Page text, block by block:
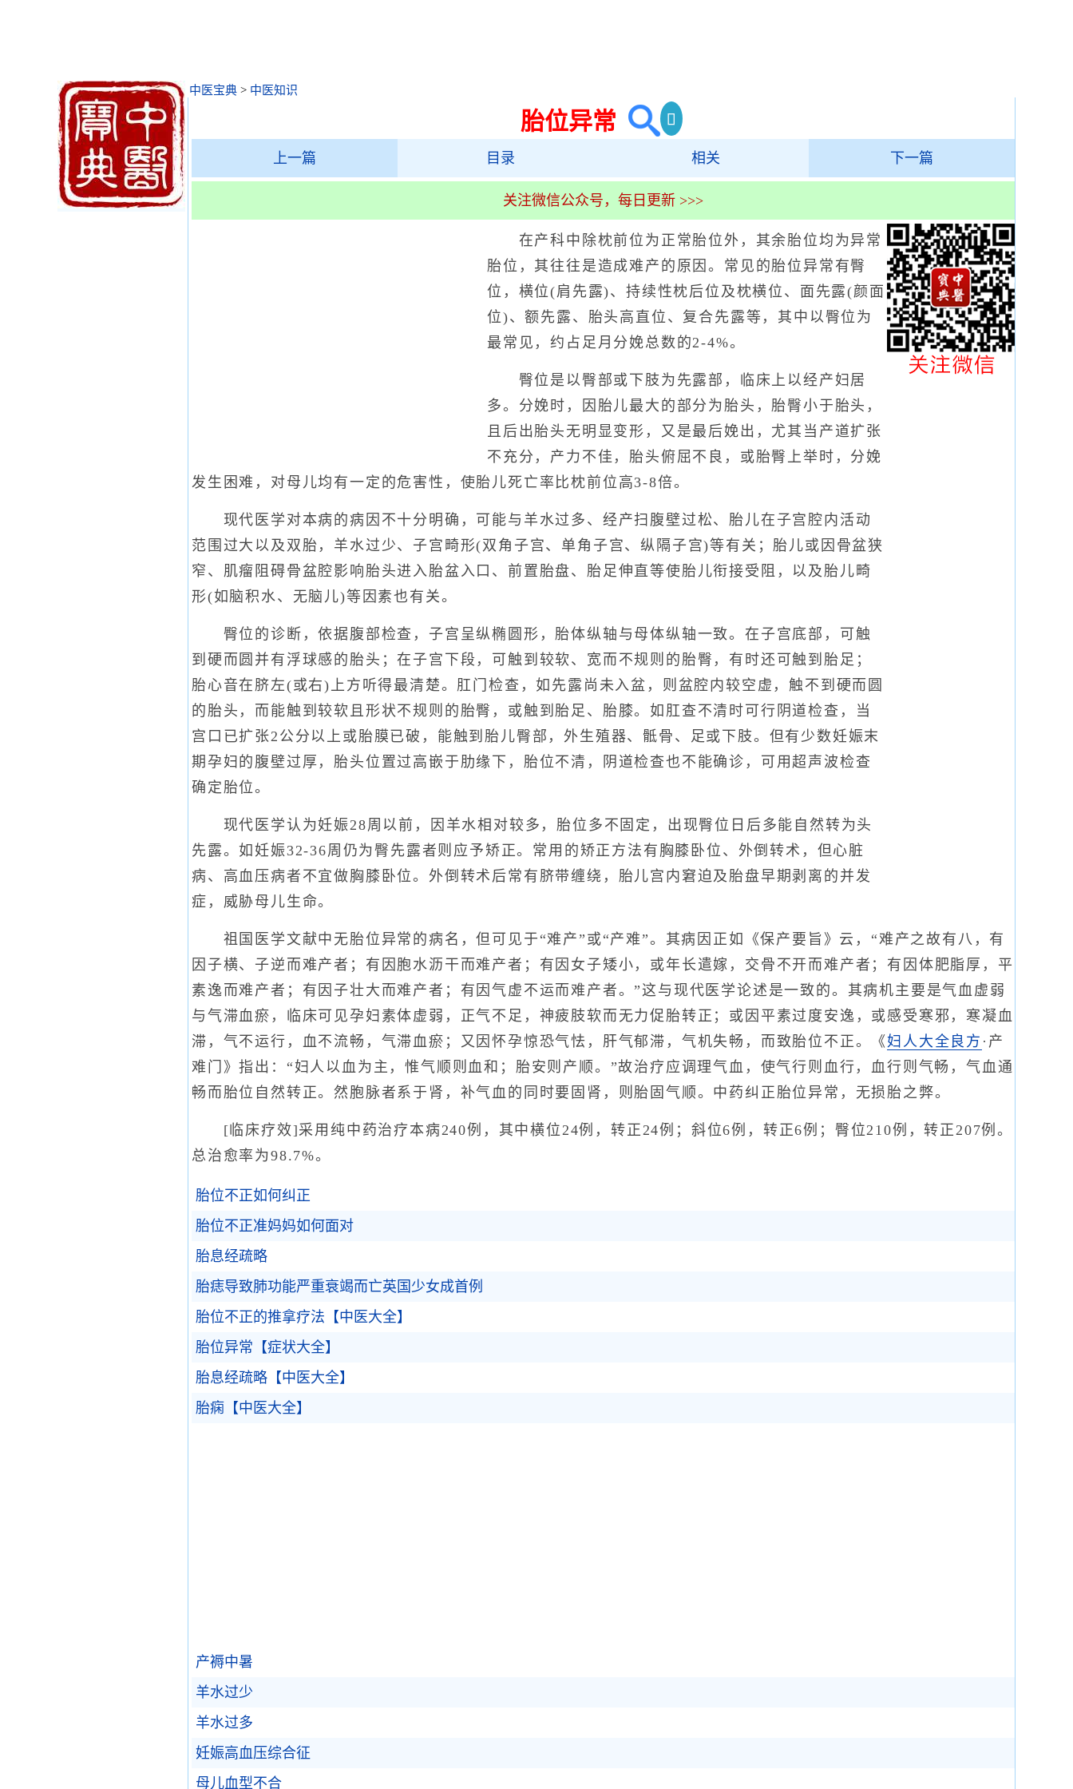
中医宝典 > 中医知识
胎位异常
上一篇 目录 相关 下一篇
关注微信公众号，每日更新 >>>
在产科中除枕前位为正常胎位外，其余胎位均为异常
胎位，其往往是造成难产的原因。常见的胎位异常有臀
位，横位(肩先露)、持续性枕后位及枕横位、面先露(颜面
位)、额先露、胎头高直位、复合先露等，其中以臀位为
最常见，约占足月分娩总数的2-4%。
臀位是以臀部或下肢为先露部，临床上以经产妇居
多。分娩时，因胎儿最大的部分为胎头，胎臀小于胎头，
且后出胎头无明显变形，又是最后娩出，尤其当产道扩张
不充分，产力不佳，胎头俯屈不良，或胎臀上举时，分娩
发生困难，对母儿均有一定的危害性，使胎儿死亡率比枕前位高3-8倍。
现代医学对本病的病因不十分明确，可能与羊水过多、经产扫腹壁过松、胎儿在子宫腔内活动
范围过大以及双胎，羊水过少、子宫畸形(双角子宫、单角子宫、纵隔子宫)等有关；胎儿或因骨盆狭
窄、肌瘤阻碍骨盆腔影响胎头进入胎盆入口、前置胎盘、胎足伸直等使胎儿衔接受阻，以及胎儿畸
形(如脑积水、无脑儿)等因素也有关。
臀位的诊断，依据腹部检查，子宫呈纵椭圆形，胎体纵轴与母体纵轴一致。在子宫底部，可触
到硬而圆并有浮球感的胎头；在子宫下段，可触到较软、宽而不规则的胎臀，有时还可触到胎足；
胎心音在脐左(或右)上方听得最清楚。肛门检查，如先露尚未入盆，则盆腔内较空虚，触不到硬而圆
的胎头，而能触到较软且形状不规则的胎臀，或触到胎足、胎膝。如肛查不清时可行阴道检查，当
宫口已扩张2公分以上或胎膜已破，能触到胎儿臀部，外生殖器、骶骨、足或下肢。但有少数妊娠末
期孕妇的腹壁过厚，胎头位置过高嵌于肋缘下，胎位不清，阴道检查也不能确诊，可用超声波检查
确定胎位。
现代医学认为妊娠28周以前，因羊水相对较多，胎位多不固定，出现臀位日后多能自然转为头
先露。如妊娠32-36周仍为臀先露者则应予矫正。常用的矫正方法有胸膝卧位、外倒转术，但心脏
病、高血压病者不宜做胸膝卧位。外倒转术后常有脐带缠绕，胎儿宫内窘迫及胎盘早期剥离的并发
症，威胁母儿生命。
祖国医学文献中无胎位异常的病名，但可见于“难产”或“产难”。其病因正如《保产要旨》云，“难产之故有八，有
因子横、子逆而难产者；有因胞水沥干而难产者；有因女子矮小，或年长遣嫁，交骨不开而难产者；有因体肥脂厚，平
素逸而难产者；有因子壮大而难产者；有因气虚不运而难产者。”这与现代医学论述是一致的。其病机主要是气血虚弱
与气滞血瘀，临床可见孕妇素体虚弱，正气不足，神疲肢软而无力促胎转正；或因平素过度安逸，或感受寒邪，寒凝血
滞，气不运行，血不流畅，气滞血瘀；又因怀孕惊恐气怯，肝气郁滞，气机失畅，而致胎位不正。《妇人大全良方 ·产
难门》指出：“妇人以血为主，惟气顺则血和；胎安则产顺。”故治疗应调理气血，使气行则血行，血行则气畅，气血通
畅而胎位自然转正。然胞脉者系于肾，补气血的同时要固肾，则胎固气顺。中药纠正胎位异常，无损胎之弊。
[临床疗效]采用纯中药治疗本病240例，其中横位24例，转正24例；斜位6例，转正6例；臀位210例，转正207例。
总治愈率为98.7%。
胎位不正如何纠正
胎位不正准妈妈如何面对
胎息经疏略
胎痣导致肺功能严重衰竭而亡英国少女成首例
胎位不正的推拿疗法【中医大全】
胎位异常【症状大全】
胎息经疏略【中医大全】
胎痫【中医大全】
产褥中暑
羊水过少
羊水过多
妊娠高血压综合征
母儿血型不合